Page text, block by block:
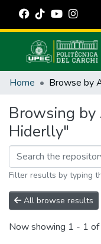
Communities &
Estadísticas Externas
Manuales
Home Browse by
Browsing by
Hiderlly"
Filter results by typing
All browse results
Now showing 1 - 1